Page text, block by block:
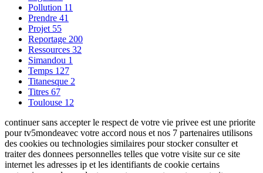
Pollution 11
Prendre 41
Projet 55
Reportage 200
Ressources 32
Simandou 1
Temps 127
Titanesque 2
Titres 67
Toulouse 12
continuer sans accepter le respect de votre vie privee est une priorite
pour tv5mondeavec votre accord nous et nos 7 partenaires utilisons
des cookies ou technologies similaires pour stocker consulter et
traiter des donnees personnelles telles que votre visite sur ce site
internet les adresses ip et les identifiants de cookie certains